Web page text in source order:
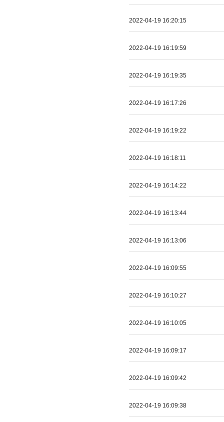
2022-04-19 16:20:15
2022-04-19 16:19:59
2022-04-19 16:19:35
2022-04-19 16:17:26
2022-04-19 16:19:22
2022-04-19 16:18:11
2022-04-19 16:14:22
2022-04-19 16:13:44
2022-04-19 16:13:06
2022-04-19 16:09:55
2022-04-19 16:10:27
2022-04-19 16:10:05
2022-04-19 16:09:17
2022-04-19 16:09:42
2022-04-19 16:09:38